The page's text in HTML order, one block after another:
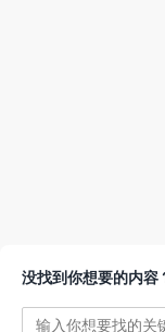
没找到你想要的内容